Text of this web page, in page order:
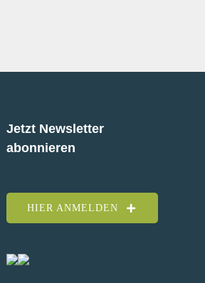
Jetzt Newsletter
abonnieren
HIER ANMELDEN